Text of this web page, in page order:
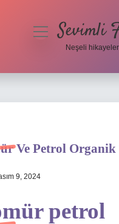
menüyüSevimli
Neşeli
Ve Petrol
9, 2024
petrol